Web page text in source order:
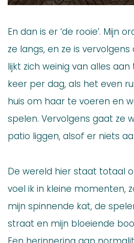
En dan is er ‘de rooie’. Mijn
ze langs, en ze is vervolgens
lijkt zich weinig van alles
keer per dag, als het even
huis om haar te voeren en
spelen. Vervolgens gaat ze
patio liggen, alsof er niets
De wereld hier staat totaal
voel ik in kleine momenten,
mijn spinnende kat, de
straat en mijn bloeiende